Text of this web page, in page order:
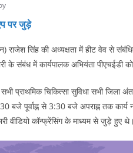
पर जुड़े
राजेश सिंह की अध्यक्षता में हीट वेव से
के संबंध में कार्यपालक अभियंता पीएचईडी
प्राथमिक चिकित्सा सुविधा सभी जिला
पूर्वाह्न से 3:30 बजे अपराह्न तक कार्य
वीडियो कॉन्फ्रेंसिंग के माध्यम से जुड़े हुए थे।